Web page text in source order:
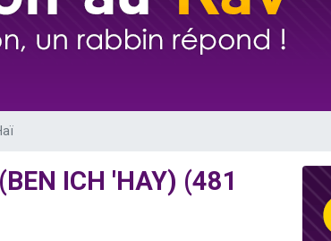
en groupe sur Zoom
ICH 'HAY) (481